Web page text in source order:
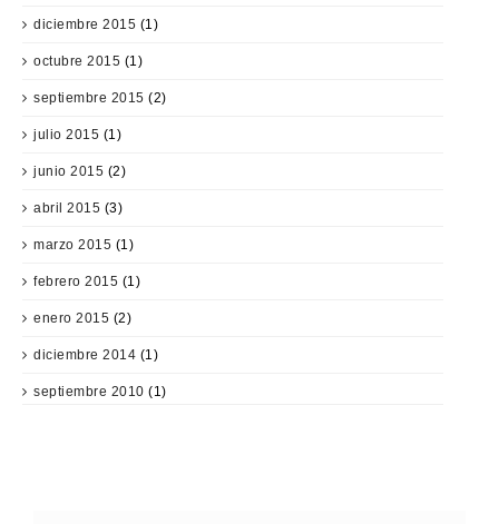
diciembre 2015 (1)
octubre 2015 (1)
septiembre 2015 (2)
julio 2015 (1)
junio 2015 (2)
abril 2015 (3)
marzo 2015 (1)
febrero 2015 (1)
enero 2015 (2)
diciembre 2014 (1)
septiembre 2010 (1)